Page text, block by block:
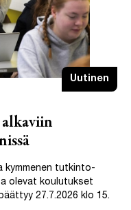
Uutinen
kymmenen tutkinto-
olevat koulutukset
27.7.2026 klo 15.